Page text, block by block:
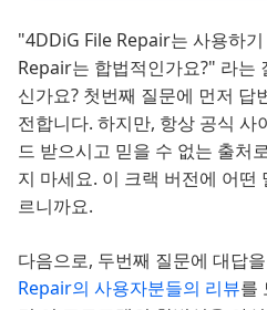
"4DDiG File Repair는 사용하
Repair는 합법적인가요?" 라는
신가요? 첫번째 질문에 먼저 답
전합니다. 하지만, 항상 공식
드 받으시고 믿을 수 없는 출처
지 마세요. 이 크랙 버전에 어떤
르니까요.
다음으로, 두번째 질문에 대답
Repair의 사용자분들의 리뷰를